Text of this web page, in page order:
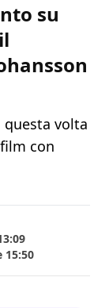
su
questa volta
con
15:50